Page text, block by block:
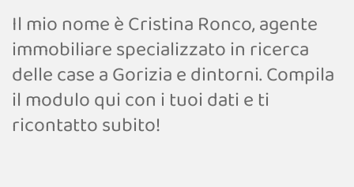
Il mio nome è Cristina Ronco, agente
immobiliare specializzato in ricerca
delle case a Gorizia e dintorni. Compila
il modulo qui con i tuoi dati e ti
ricontatto subito!